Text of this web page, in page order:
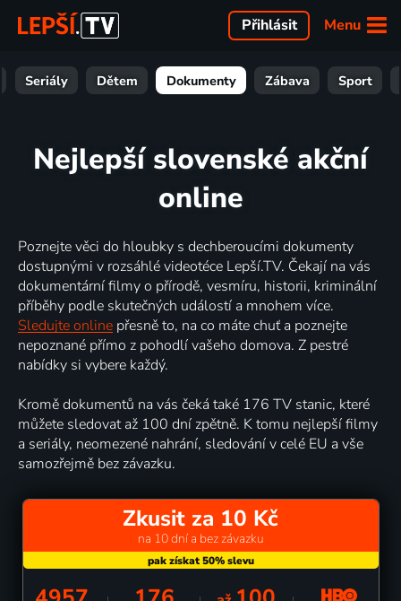
Menu
Přihlásit
Seriály Dětem Dokumenty Zábava Sport
Nejlepší slovenské akční
online
Poznejte věci do hloubky s dechberoucími dokumenty
dostupnými v rozsáhlé videotéce Lepší.TV. Čekají na vás
dokumentární filmy o přírodě, vesmíru, historii, kriminální
příběhy podle skutečných událostí a mnohem více.
Sledujte online přesně to, na co máte chuť a poznejte
nepoznané přímo z pohodlí vašeho domova. Z pestré
nabídky si vybere každý.
Kromě dokumentů na vás čeká také 176 TV stanic, které
můžete sledovat až 100 dní zpětně. K tomu nejlepší filmy
a seriály, neomezené nahrání, sledování v celé EU a vše
samozřejmě bez závazku.
Zkusit za 10 Kč
na 10 dní a bez závazku